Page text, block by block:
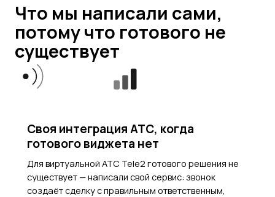
Что мы написали сами,
потому что готового не
существует
Своя интеграция АТС, когда
готового виджета нет
Для виртуальной АТС Tele2 готового решения не
существует — написали свой сервис: звонок
создаёт сделку с правильным ответственным,